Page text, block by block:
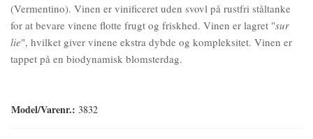
(Vermentino). Vinen er vinificeret uden svovl på rustfri ståltanke
for at bevare vinene flotte frugt og friskhed. Vinen er lagret "sur
lie", hvilket giver vinene ekstra dybde og kompleksitet. Vinen er
tappet på en biodynamisk blomsterdag.
Model/Varenr.: 3832